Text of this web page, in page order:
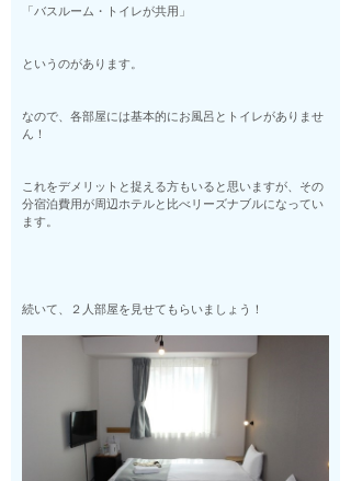
「バスルーム・トイレが共用」
というのがあります。
なので、各部屋には基本的にお風呂とトイレがありませ
ん！
これをデメリットと捉える方もいると思いますが、その
分宿泊費用が周辺ホテルと比べリーズナブルになってい
ます。
続いて、２人部屋を見せてもらいましょう！